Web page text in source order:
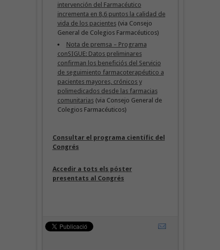
intervención del Farmacéutico
incrementa en 8,6 puntos la calidad de
vida de los pacientes(via Consejo
General de Colegios Farmacéuticos)
Nota de premsa – Programa
conSIGUE: Datos preliminares
confirman los beneficiós del Servicio
de seguimiento farmacoterapéutico a
pacientes mayores, crónicos y
polimedicados desde las farmacias
comunitarias(via Consejo General de
Colegios Farmacéuticos)
Consultar el programa científic del
Congrés
Accedir a tots els póster
presentats al Congrés